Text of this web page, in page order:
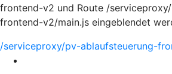
frontend-v2 und Route /
frontend-v2/main.js eingeblendet
/serviceproxy/pv-ablaufsteuerung-